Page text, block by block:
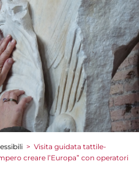
> Visita guidata tattile-
creare l’Europa” con operatori